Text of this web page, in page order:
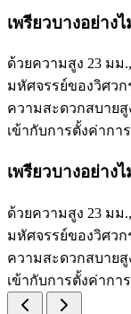
เพรียวบางอย่าง
ด้วยความสูง 23 มม
มหัศจรรย์ของวิศวก
ความสะดวกสบาย
เข้ากับการตั้งค่ากา
เพรียวบางอย่าง
ด้วยความสูง 23 มม
มหัศจรรย์ของวิศวก
ความสะดวกสบาย
เข้ากับการตั้งค่ากา